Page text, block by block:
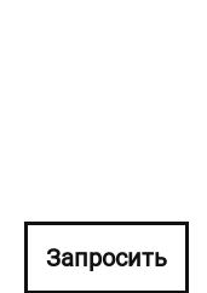
Запросить